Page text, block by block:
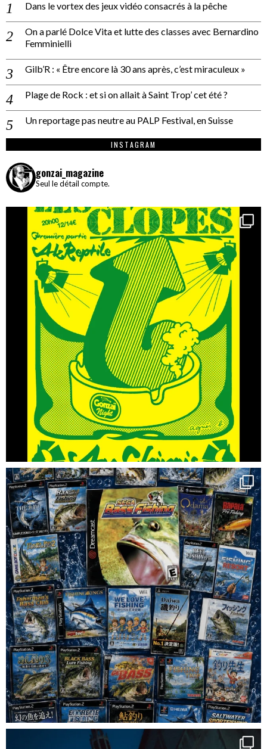
Dans le vortex des jeux vidéo consacrés à la pêche
On a parlé Dolce Vita et lutte des classes avec Bernardino
Femminielli
Gilb’R : « Être encore là 30 ans après, c’est miraculeux »
Plage de Rock : et si on allait à Saint Trop’ cet été ?
Un reportage pas neutre au PALP Festival, en Suisse
INSTAGRAM
gonzai_magazine
Seul le détail compte.